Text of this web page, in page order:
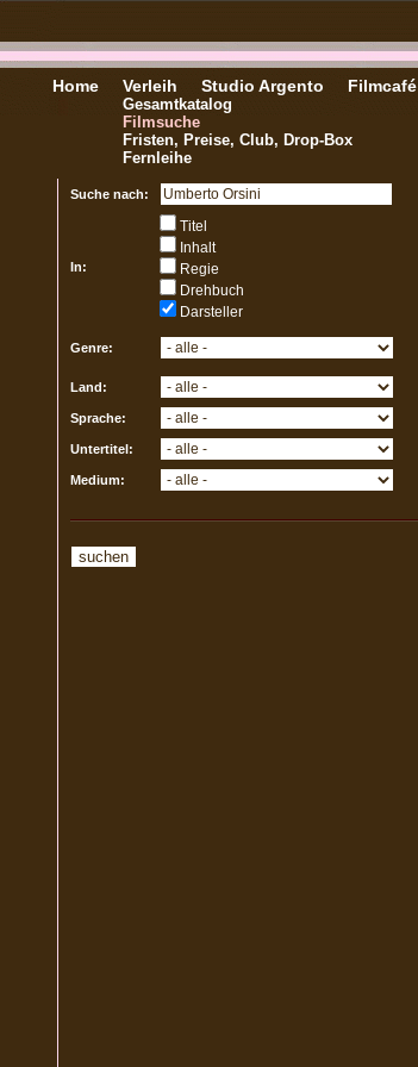
Home Verleih
Gesamtkatalog
Filmsuche
Fristen, Preise, Club, Drop-Box
Fernleihe
Studio Argento Filmcafé
Suche nach:
In:
Titel
Inhalt
Regie
Drehbuch
Darsteller
Genre:
Land:
Sprache:
Untertitel:
Medium: